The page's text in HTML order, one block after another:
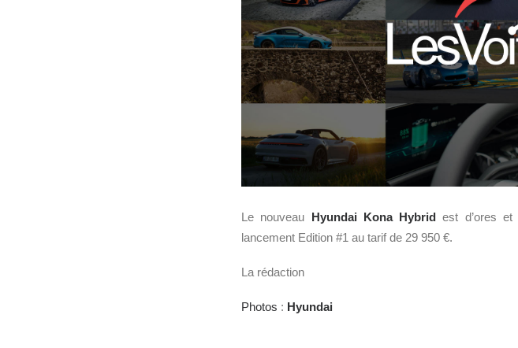
Le nouveau Hyundai Kona Hybrid est d’ores
lancement Edition #1 au tarif de 29 950 €.
La rédaction
Photos : Hyundai